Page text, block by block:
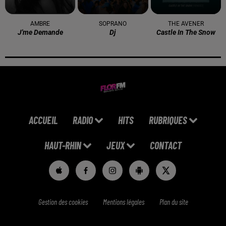
AMBRE
J'me Demande
SOPRANO
Dj
THE AVENER
Castle In The Snow
ACCUEIL RADIO HITS RUBRIQUES
HAUT-RHIN JEUX CONTACT
Gestion des cookies Mentions légales Plan du site